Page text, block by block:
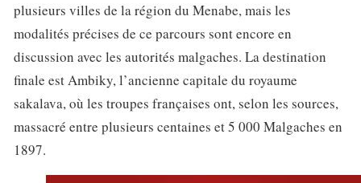
plusieurs villes de la région du Menabe, mais les
modalités précises de ce parcours sont encore en
discussion avec les autorités malgaches. La destination
finale est Ambiky, l’ancienne capitale du royaume
sakalava, où les troupes françaises ont, selon les sources,
massacré entre plusieurs centaines et 5 000 Malgaches en
1897.